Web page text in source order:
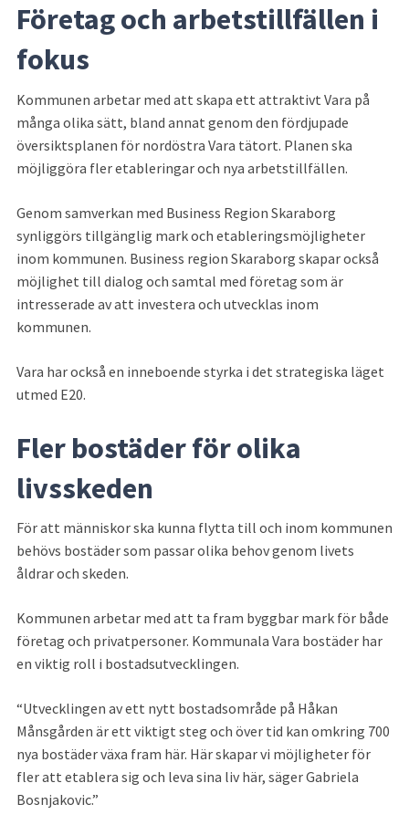
Företag och arbetstillfällen i
fokus
Kommunen arbetar med att skapa ett attraktivt Vara på
många olika sätt, bland annat genom den fördjupade
översiktsplanen för nordöstra Vara tätort. Planen ska
möjliggöra fler etableringar och nya arbetstillfällen.
Genom samverkan med Business Region Skaraborg
synliggörs tillgänglig mark och etableringsmöjligheter
inom kommunen. Business region Skaraborg skapar också
möjlighet till dialog och samtal med företag som är
intresserade av att investera och utvecklas inom
kommunen.
Vara har också en inneboende styrka i det strategiska läget
utmed E20.
Fler bostäder för olika
livsskeden
För att människor ska kunna flytta till och inom kommunen
behövs bostäder som passar olika behov genom livets
åldrar och skeden.
Kommunen arbetar med att ta fram byggbar mark för både
företag och privatpersoner. Kommunala Vara bostäder har
en viktig roll i bostadsutvecklingen.
Utvecklingen av ett nytt bostadsområde på Håkan
Månsgården är ett viktigt steg och över tid kan omkring 700
nya bostäder växa fram här. Här skapar vi möjligheter för
fler att etablera sig och leva sina liv här, säger Gabriela
Bosnjakovic.